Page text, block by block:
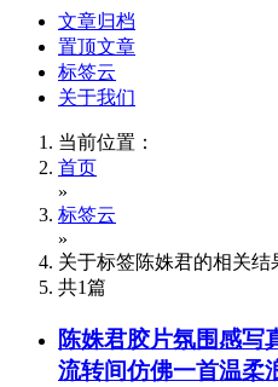
文章归档
置顶文章
标签云
关于我们
当前位置：
首页
»
标签云
»
关于标签陈姝君的相关结
共1篇
陈姝君胶片氛围感写
流转间仿佛一首温柔